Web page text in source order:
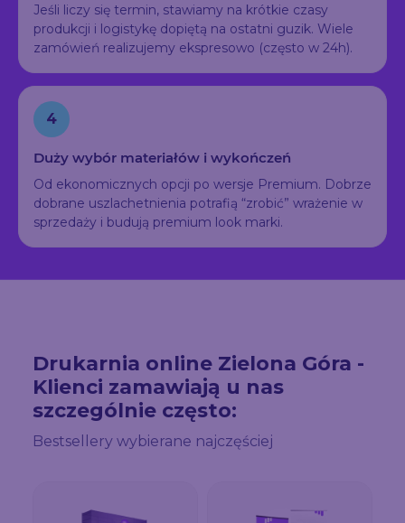
Jeśli liczy się termin, stawiamy na krótkie czasy
produkcji i logistykę dopiętą na ostatni guzik. Wiele
zamówień realizujemy ekspresowo (często w 24h).
4
Duży wybór materiałów i wykończeń
Od ekonomicznych opcji po wersje Premium. Dobrze
dobrane uszlachetnienia potrafią “zrobić” wrażenie w
sprzedaży i budują premium look marki.
Drukarnia online Zielona Góra -
Klienci zamawiają u nas
szczególnie często:
Bestsellery wybierane najczęściej